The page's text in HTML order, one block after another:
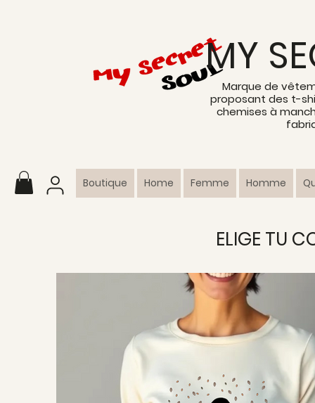
MY
Marque de
proposant des t-
chemises à
Boutique Home Femme Homme
ELIGE TU